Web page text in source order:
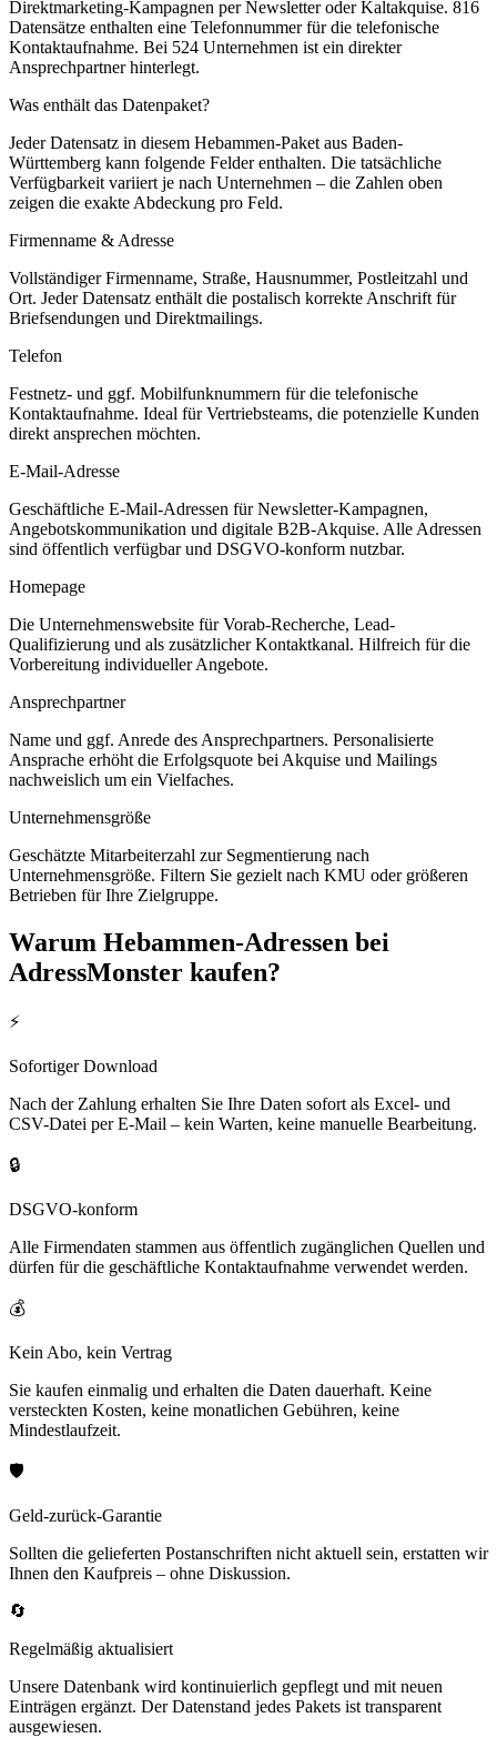
Direktmarketing-Kampagnen per Newsletter oder Kaltakquise. 816
Datensätze enthalten eine Telefonnummer für die telefonische
Kontaktaufnahme. Bei 524 Unternehmen ist ein direkter
Ansprechpartner hinterlegt.
Was enthält das Datenpaket?
Jeder Datensatz in diesem Hebammen-Paket aus Baden-
Württemberg kann folgende Felder enthalten. Die tatsächliche
Verfügbarkeit variiert je nach Unternehmen – die Zahlen oben
zeigen die exakte Abdeckung pro Feld.
Firmenname & Adresse
Vollständiger Firmenname, Straße, Hausnummer, Postleitzahl und
Ort. Jeder Datensatz enthält die postalisch korrekte Anschrift für
Briefsendungen und Direktmailings.
Telefon
Festnetz- und ggf. Mobilfunknummern für die telefonische
Kontaktaufnahme. Ideal für Vertriebsteams, die potenzielle Kunden
direkt ansprechen möchten.
E-Mail-Adresse
Geschäftliche E-Mail-Adressen für Newsletter-Kampagnen,
Angebotskommunikation und digitale B2B-Akquise. Alle Adressen
sind öffentlich verfügbar und DSGVO-konform nutzbar.
Homepage
Die Unternehmenswebsite für Vorab-Recherche, Lead-
Qualifizierung und als zusätzlicher Kontaktkanal. Hilfreich für die
Vorbereitung individueller Angebote.
Ansprechpartner
Name und ggf. Anrede des Ansprechpartners. Personalisierte
Ansprache erhöht die Erfolgsquote bei Akquise und Mailings
nachweislich um ein Vielfaches.
Unternehmensgröße
Geschätzte Mitarbeiterzahl zur Segmentierung nach
Unternehmensgröße. Filtern Sie gezielt nach KMU oder größeren
Betrieben für Ihre Zielgruppe.
Warum Hebammen-Adressen bei
AdressMonster kaufen?
⚡
Sofortiger Download
Nach der Zahlung erhalten Sie Ihre Daten sofort als Excel- und
CSV-Datei per E-Mail – kein Warten, keine manuelle Bearbeitung.
🔒
DSGVO-konform
Alle Firmendaten stammen aus öffentlich zugänglichen Quellen und
dürfen für die geschäftliche Kontaktaufnahme verwendet werden.
💰
Kein Abo, kein Vertrag
Sie kaufen einmalig und erhalten die Daten dauerhaft. Keine
versteckten Kosten, keine monatlichen Gebühren, keine
Mindestlaufzeit.
🛡️
Geld-zurück-Garantie
Sollten die gelieferten Postanschriften nicht aktuell sein, erstatten wir
Ihnen den Kaufpreis – ohne Diskussion.
🔄
Regelmäßig aktualisiert
Unsere Datenbank wird kontinuierlich gepflegt und mit neuen
Einträgen ergänzt. Der Datenstand jedes Pakets ist transparent
ausgewiesen.